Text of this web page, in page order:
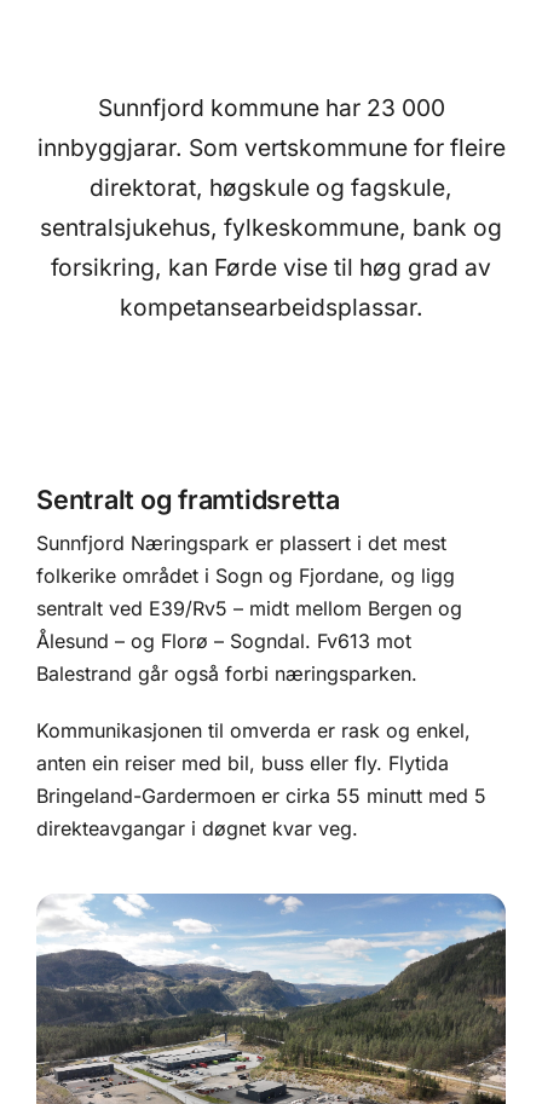
Sunnfjord kommune har 23 000
innbyggjarar. Som vertskommune for fleire
direktorat, høgskule og fagskule,
sentralsjukehus, fylkeskommune, bank og
forsikring, kan Førde vise til høg grad av
kompetansearbeidsplassar.
Sentralt og framtidsretta
Sunnfjord Næringspark er plassert i det mest
folkerike området i Sogn og Fjordane, og ligg
sentralt ved E39/Rv5 – midt mellom Bergen og
Ålesund – og Florø – Sogndal. Fv613 mot
Balestrand går også forbi næringsparken.
Kommunikasjonen til omverda er rask og enkel,
anten ein reiser med bil, buss eller fly. Flytida
Bringeland-Gardermoen er cirka 55 minutt med 5
direkteavgangar i døgnet kvar veg.